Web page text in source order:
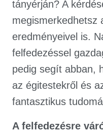
tányérján? A
megismerkedhetsz
eredményeivel is.
felfedezéssel
pedig segít abban,
az égitestekről és
fantasztikus
A felfedezésre